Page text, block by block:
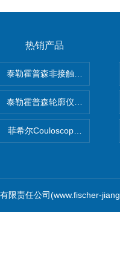
热销产品
泰勒霍普森非接触式轮廓仪
泰勒霍普森轮廓仪|TAYLOR
菲希尔Couloscope CMS2电
限责任公司(www.fischer-